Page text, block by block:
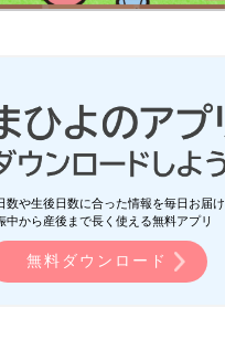
数や生後日数に合った情報を毎日お届け
中から産後まで長く使える無料アプリ
無料ダウンロード